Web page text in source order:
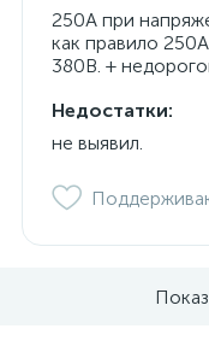
250А при
как правило
380В. +
Недостатки:
не выявил.